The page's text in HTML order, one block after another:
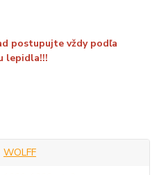
postupujte vždy podľa
lepidla!!!
WOLFF